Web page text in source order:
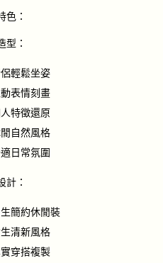
色：
型：
輕鬆坐姿
表情刻畫
特徵還原
自然風格
日常氛圍
計：
簡約休閒裝
清新風格
穿搭複製